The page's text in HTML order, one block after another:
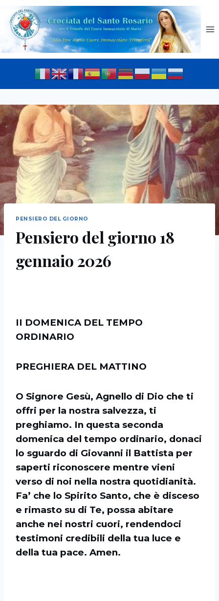
PENSIERO DEL GIORNO
Pensiero del giorno 18
gennaio 2026
II DOMENICA DEL TEMPO
ORDINARIO
PREGHIERA DEL MATTINO
O Signore Gesù, Agnello di Dio che ti
offri per la nostra salvezza, ti
preghiamo. In questa seconda
domenica del tempo ordinario, donaci
lo sguardo di Giovanni il Battista per
saperti riconoscere mentre vieni
verso di noi nella nostra quotidianità.
Fa’ che lo Spirito Santo, che è disceso
e rimasto su di Te, possa abitare
anche nei nostri cuori, rendendoci
testimoni credibili della tua luce e
della tua pace. Amen.